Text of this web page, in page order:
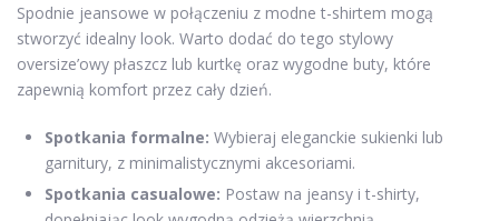
Spodnie jeansowe w połączeniu z modne t-shirtem mogą
stworzyć idealny look. Warto dodać do tego stylowy
oversize’owy płaszcz lub kurtkę oraz wygodne buty, które
zapewnią komfort przez cały dzień.
Spotkania formalne: Wybieraj eleganckie sukienki lub
garnitury, z minimalistycznymi akcesoriami.
Spotkania casualowe: Postaw na jeansy i t-shirty,